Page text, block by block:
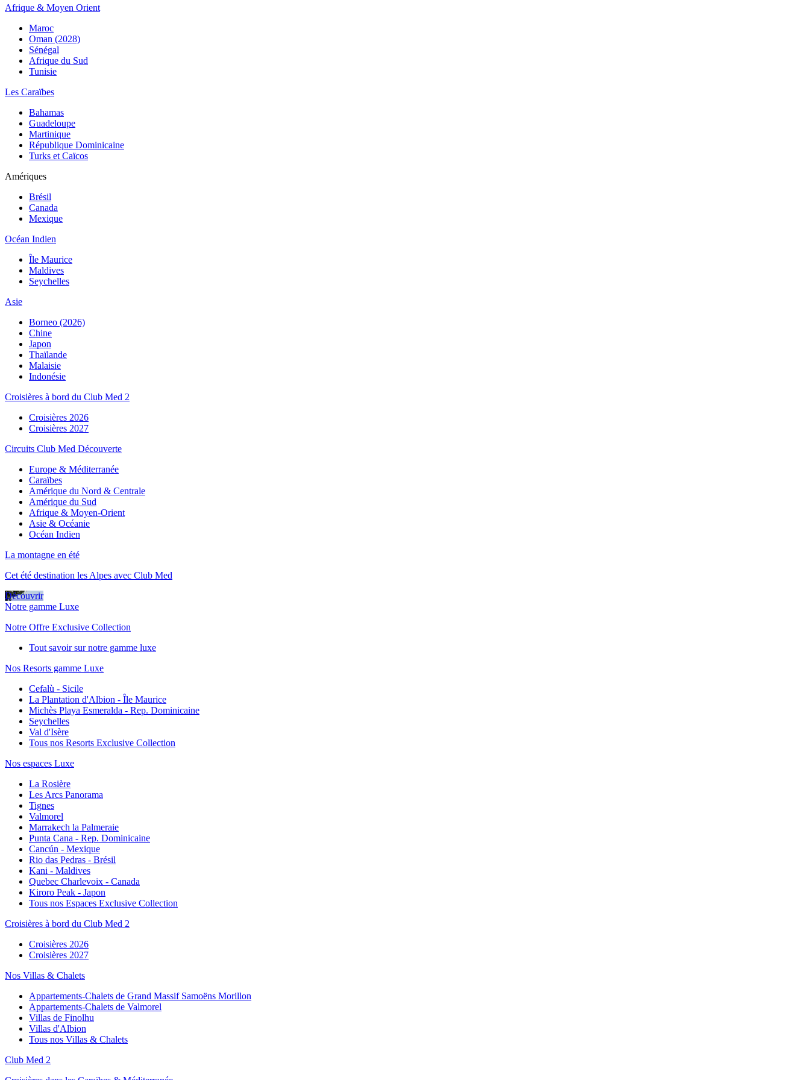
Afrique & Moyen Orient
Maroc
Oman (2028)
Sénégal
Afrique du Sud
Tunisie
Les Caraïbes
Bahamas
Guadeloupe
Martinique
République Dominicaine
Turks et Caïcos
Amériques
Brésil
Canada
Mexique
Océan Indien
Île Maurice
Maldives
Seychelles
Asie
Borneo (2026)
Chine
Japon
Thaïlande
Malaisie
Indonésie
Croisières à bord du Club Med 2
Croisières 2026
Croisières 2027
Circuits Club Med Découverte
Europe & Méditerranée
Caraïbes
Amérique du Nord & Centrale
Amérique du Sud
Afrique & Moyen-Orient
Asie & Océanie
Océan Indien
La montagne en été
Cet été destination les Alpes avec Club Med
Découvrir
Notre gamme Luxe
Notre Offre Exclusive Collection
Tout savoir sur notre gamme luxe
Nos Resorts gamme Luxe
Cefalù - Sicile
La Plantation d'Albion - Île Maurice
Michès Playa Esmeralda - Rep. Dominicaine
Seychelles
Val d'Isère
Tous nos Resorts Exclusive Collection
Nos espaces Luxe
La Rosière
Les Arcs Panorama
Tignes
Valmorel
Marrakech la Palmeraie
Punta Cana - Rep. Dominicaine
Cancún - Mexique
Rio das Pedras - Brésil
Kani - Maldives
Quebec Charlevoix - Canada
Kiroro Peak - Japon
Tous nos Espaces Exclusive Collection
Croisières à bord du Club Med 2
Croisières 2026
Croisières 2027
Nos Villas & Chalets
Appartements-Chalets de Grand Massif Samoëns Morillon
Appartements-Chalets de Valmorel
Villas de Finolhu
Villas d'Albion
Tous nos Villas & Chalets
Club Med 2